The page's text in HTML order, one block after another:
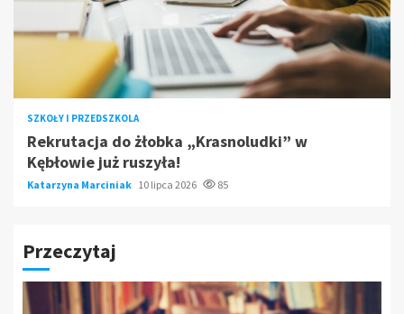
SZKOŁY I PRZEDSZKOLA
Rekrutacja do żłobka „Krasnoludki” w
Kębłowie już ruszyła!
Katarzyna Marciniak 10 lipca 2026 85
Przeczytaj